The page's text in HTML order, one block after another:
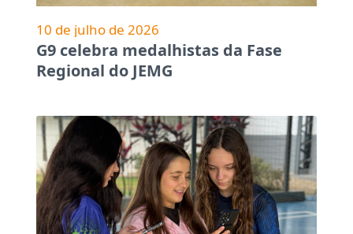
10 de julho de 2026
G9 celebra medalhistas da Fase
Regional do JEMG